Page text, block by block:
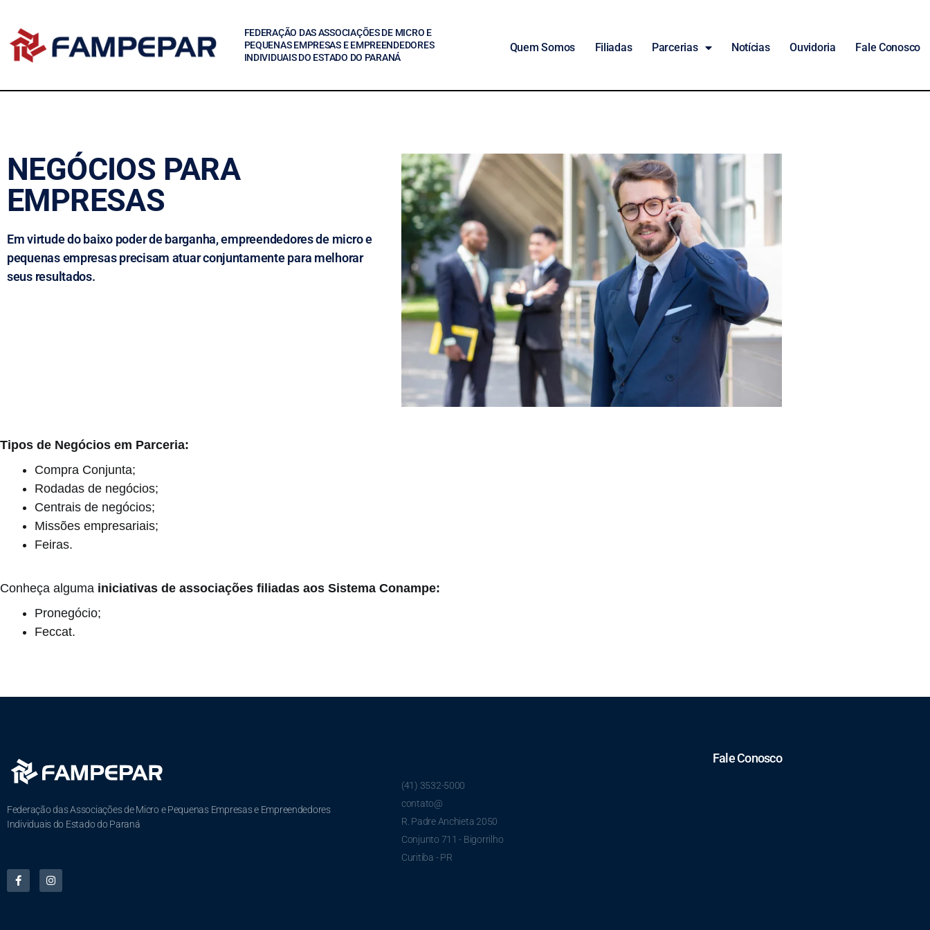
FEDERAÇÃO DAS ASSOCIAÇÕES DE MICRO E
PEQUENAS EMPRESAS E EMPREENDEDORES
INDIVIDUAIS DO ESTADO DO PARANÁ
Quem Somos Filiadas Parcerias Notícias Ouvidoria Fale Conosco
NEGÓCIOS PARA
EMPRESAS
Em virtude do baixo poder de barganha, empreendedores de micro e
pequenas empresas precisam atuar conjuntamente para melhorar
seus resultados.
Tipos de Negócios em Parceria:
Compra Conjunta;
Rodadas de negócios;
Centrais de negócios;
Missões empresariais;
Feiras.
Conheça alguma iniciativas de associações filiadas aos Sistema Conampe:
Pronegócio;
Feccat.
Federação das Associações de Micro e Pequenas Empresas e Empreendedores
Individuais do Estado do Paraná
Fale Conosco
(41) 3532-5000
contato@
R. Padre Anchieta 2050
Conjunto 711 - Bigorrilho
Curitiba - PR